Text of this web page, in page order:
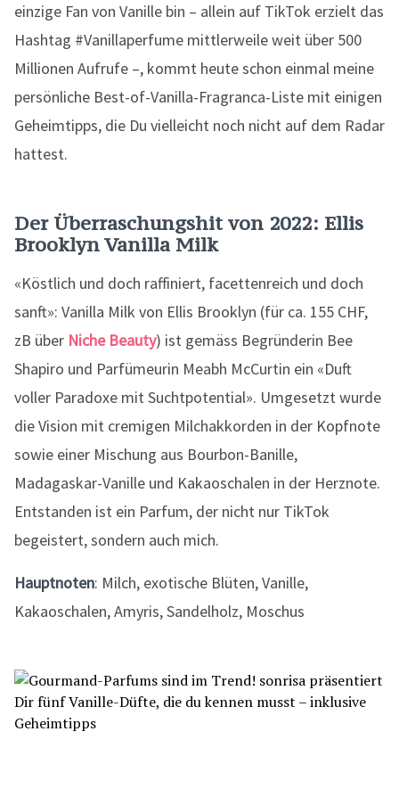
einzige Fan von Vanille bin – allein auf TikTok erzielt das
Hashtag #Vanillaperfume mittlerweile weit über 500
Millionen Aufrufe –, kommt heute schon einmal meine
persönliche Best-of-Vanilla-Fragranca-Liste mit einigen
Geheimtipps, die Du vielleicht noch nicht auf dem Radar
hattest.
Der Überraschungshit von 2022: Ellis
Brooklyn Vanilla Milk
«Köstlich und doch raffiniert, facettenreich und doch
sanft»: Vanilla Milk von Ellis Brooklyn (für ca. 155 CHF,
zB über Niche Beauty) ist gemäss Begründerin Bee
Shapiro und Parfümeurin Meabh McCurtin ein «Duft
voller Paradoxe mit Suchtpotential». Umgesetzt wurde
die Vision mit cremigen Milchakkorden in der Kopfnote
sowie einer Mischung aus Bourbon-Banille,
Madagaskar-Vanille und Kakaoschalen in der Herznote.
Entstanden ist ein Parfum, der nicht nur TikTok
begeistert, sondern auch mich.
Hauptnoten: Milch, exotische Blüten, Vanille,
Kakaoschalen, Amyris, Sandelholz, Moschus